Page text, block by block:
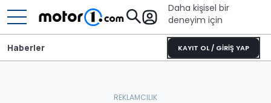
Daha kişisel bir
deneyim için
KAYIT OL / GİRİŞ YAP
Haberler